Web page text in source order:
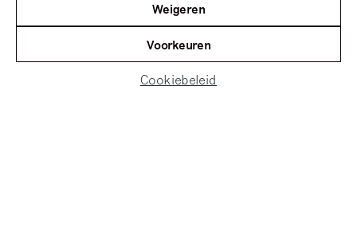
Weigeren
Voorkeuren
Cookiebeleid